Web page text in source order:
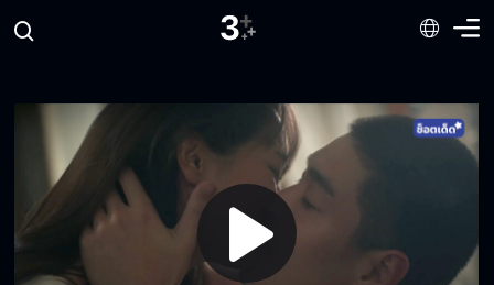
Play
ผมจะทำตัวให้ดีขึ้น และทำให้พายรักผมอีกครั้ง
เรื่องพี่ปั้นมันเป็นเรื่องของศักดิ์ศรี มาวัดกันให้มัน